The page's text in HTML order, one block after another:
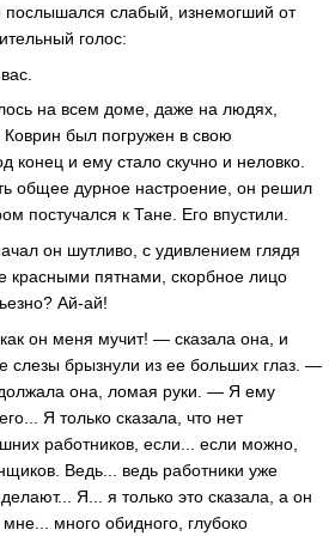
послышался слабый, изнемогший от
голос:
на всем доме, даже на людях,
Коврин был погружен в свою
конец и ему стало скучно и неловко.
общее дурное настроение, он решил
постучался к Тане. Его впустили.
он шутливо, с удивлением глядя
красными пятнами, скорбное лицо
Ай-ай!
он меня мучит! — сказала она, и
слезы брызнули из ее больших глаз. —
она, ломая руки. — Я ему
Я только сказала, что нет
работников, если... если можно,
Ведь... ведь работники уже
Я... я только это сказала, а он
много обидного, глубоко